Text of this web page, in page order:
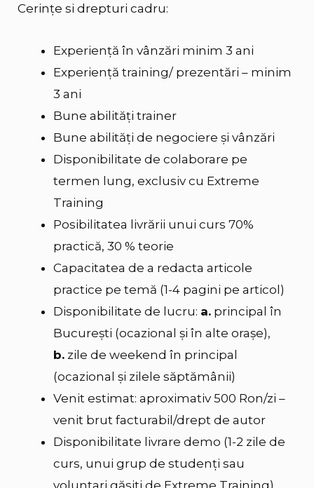
Cerinţe si drepturi cadru:
Experiență în vânzări minim 3 ani
Experienţă training/ prezentări – minim
3 ani
Bune abilități trainer
Bune abilități de negociere și vânzări
Disponibilitate de colaborare pe
termen lung, exclusiv cu Extreme
Training
Posibilitatea livrării unui curs 70%
practică, 30 % teorie
Capacitatea de a redacta articole
practice pe temă (1-4 pagini pe articol)
Disponibilitate de lucru: a. principal în
Bucureşti (ocazional şi în alte orașe),
b. zile de weekend în principal
(ocazional și zilele săptămânii)
Venit estimat: aproximativ 500 Ron/zi –
venit brut facturabil/drept de autor
Disponibilitate livrare demo (1-2 zile de
curs, unui grup de studenţi sau